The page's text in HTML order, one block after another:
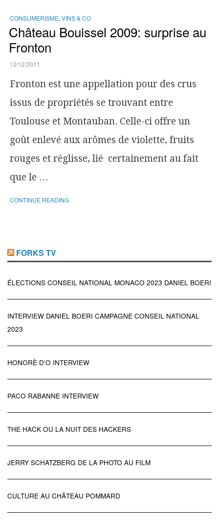
CONSUMERISME, VINS & CO
Château Bouissel 2009: surprise au
Fronton
12/12/2011
Fronton est une appellation pour des crus
issus de propriétés se trouvant entre
Toulouse et Montauban. Celle-ci offre un
goût enlevé aux arômes de violette, fruits
rouges et réglisse, lié certainement au fait
que le …
CONTINUE READING
FORKS TV
ÉLECTIONS CONSEIL NATIONAL MONACO 2023 DANIEL BOERI
INTERVIEW DANIEL BOERI CAMPAGNE CONSEIL NATIONAL
2023
HONORÈ D’O INTERVIEW
PACO RABANNE INTERVIEW
THE HACK OU LA NUIT DES HACKERS
JERRY SCHATZBERG DE LA PHOTO AU FILM
CULTURE AU CHÂTEAU POMMARD